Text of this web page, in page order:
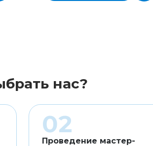
нас?
Проведение мастер-